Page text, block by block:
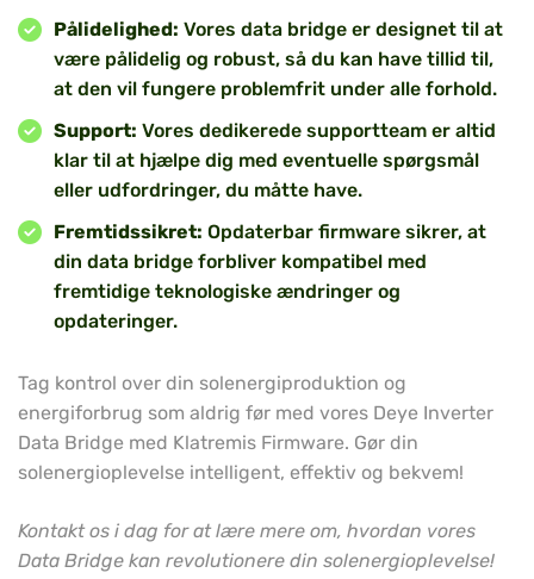
Pålidelighed: Vores data bridge er designet til at
være pålidelig og robust, så du kan have tillid til,
at den vil fungere problemfrit under alle forhold.
Support: Vores dedikerede supportteam er altid
klar til at hjælpe dig med eventuelle spørgsmål
eller udfordringer, du måtte have.
Fremtidssikret: Opdaterbar firmware sikrer, at
din data bridge forbliver kompatibel med
fremtidige teknologiske ændringer og
opdateringer.
Tag kontrol over din solenergiproduktion og
energiforbrug som aldrig før med vores Deye Inverter
Data Bridge med Klatremis Firmware. Gør din
solenergioplevelse intelligent, effektiv og bekvem!
Kontakt os i dag for at lære mere om, hvordan vores
Data Bridge kan revolutionere din solenergioplevelse!